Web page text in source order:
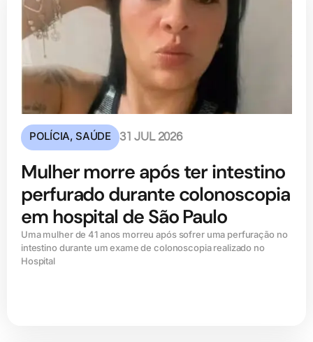
POLÍCIA,SAÚDE 31 JUL 2026
Mulher morre após ter intestino
perfurado durante colonoscopia
em hospital de São Paulo
Uma mulher de 41 anos morreu após sofrer uma perfuração no
intestino durante um exame de colonoscopia realizado no
Hospital